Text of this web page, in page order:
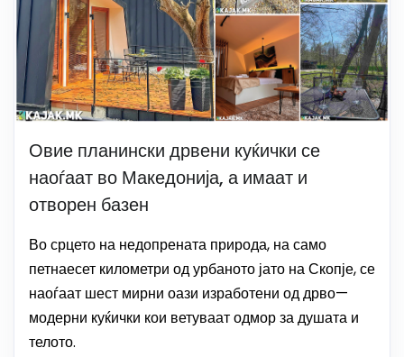
Овие планински дрвени куќички се
наоѓаат во Македонија, а имаат и
отворен базен
Во срцето на недопрената природа, на само
петнаесет километри од урбаното јато на Скопје, се
наоѓаат шест мирни оази изработени од дрво—
модерни куќички кои ветуваат одмор за душата и
телото.